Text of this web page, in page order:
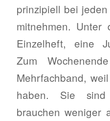
prinzipiell bei
mitnehmen.
Einzelheft, eine
Zum
Mehrfachband,
haben. Sie sind
brauchen weniger